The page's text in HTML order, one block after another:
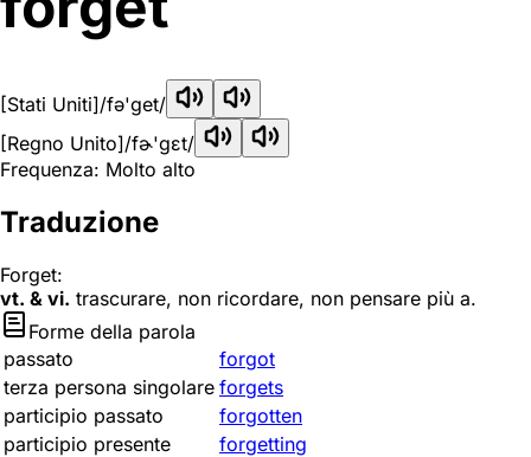
[Stati Uniti]/fə'get/
[Regno Unito]/fɚ'ɡɛt/
Frequenza: Molto alto
Traduzione
Forget:
vt. & vi. trascurare, non ricordare, non pensare più a.
Forme della parola
passato
forgot
terza persona singolare forgets
participio passato
forgotten
participio presente
forgetting